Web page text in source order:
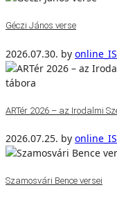
Géczi János verse
2026.07.30. by
ARTér 2026 – az Irodalmi
2026.07.25. by
Szamosvári Bence versei